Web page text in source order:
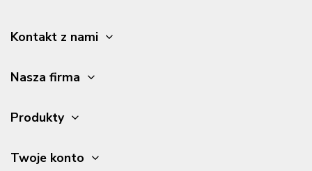
Kontakt z nami
Nasza firma
Produkty
Twoje konto